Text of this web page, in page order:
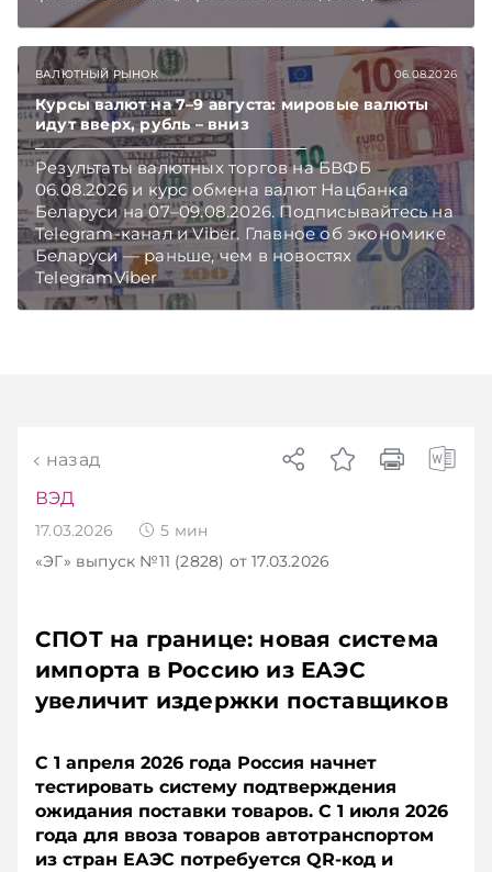
этом случае организация как налоговый агент
бюджет подоходный налог, напоминает МНС.
ВАЛЮТНЫЙ РЫНОК 06.08.2026
Курсы валют на 7–9 августа: мировые валюты
идут вверх, рубль – вниз
Результаты валютных торгов на БВФБ
06.08.2026 и курс обмена валют Нацбанка
Беларуси на 07–09.08.2026. Подписывайтесь на
Telegram‑канал и Viber. Главное об экономике
Беларуси — раньше, чем в новостях
TelegramViber
назад
ВЭД
17.03.2026 5 мин
«ЭГ» выпуск №11 (2828) от 17.03.2026
СПОТ на границе: новая система
импорта в Россию из ЕАЭС
увеличит издержки поставщиков
С 1 апреля 2026 года Россия начнет
тестировать систему подтверждения
ожидания поставки товаров. С 1 июля 2026
года для ввоза товаров автотранспортом
из стран ЕАЭС потребуется QR-код и